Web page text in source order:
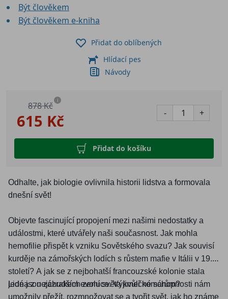
Být člověkem
Být člověkem e-kniha
615 Kč
878 Kč i
- +
Přidat do košíku
Přidat do oblíbených
Hlídací pes
Návody
Odhalte, jak biologie ovlivnila historii lidstva a formovala
dnešní svět!
Objevte fascinující propojení mezi našimi nedostatky a
událostmi, které utvářely naši současnost. Jak mohla
hemofilie přispět k vzniku Sovětského svazu? Jak souvisí
kurděje na zámořských lodích s růstem mafie v Itálii v 19.
století? A jak se z nejbohatší francouzské kolonie stala
jedna z nejchudších zemí světa kvůli komárům?
Lidéjsou zázrakem evoluce. Výjimečnéschopnosti nám
umožnily přežít, rozmnožovat se a tvořit svět, jak ho známe